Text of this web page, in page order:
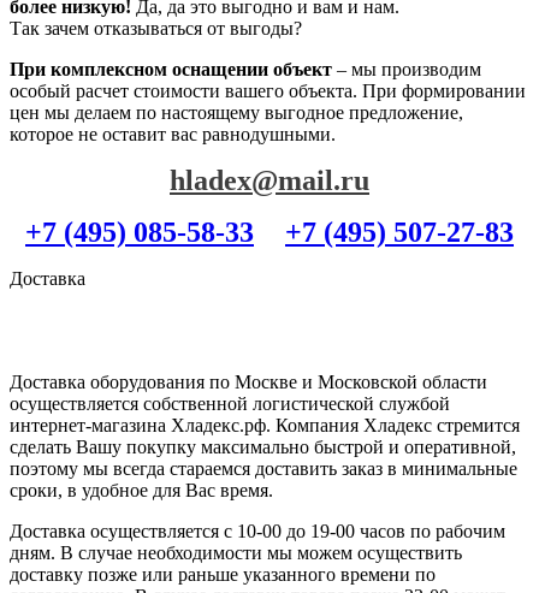
более низкую! Да, да это выгодно и вам и нам.
Так зачем отказываться от выгоды?
При комплексном оснащении объект – мы производим
особый расчет стоимости вашего объекта. При формировании
цен мы делаем по настоящему выгодное предложение,
которое не оставит вас равнодушными.
hladex@mail.ru
+7 (495) 085-58-33
+7 (495) 507-27-83
Доставка
Доставка оборудования по Москве и Московской области
осуществляется собственной логистической службой
интернет-магазина Хладекс.рф. Компания Хладекс стремится
сделать Вашу покупку максимально быстрой и оперативной,
поэтому мы всегда стараемся доставить заказ в минимальные
сроки, в удобное для Вас время.
Доставка осуществляется с 10-00 до 19-00 часов по рабочим
дням. В случае необходимости мы можем осуществить
доставку позже или раньше указанного времени по